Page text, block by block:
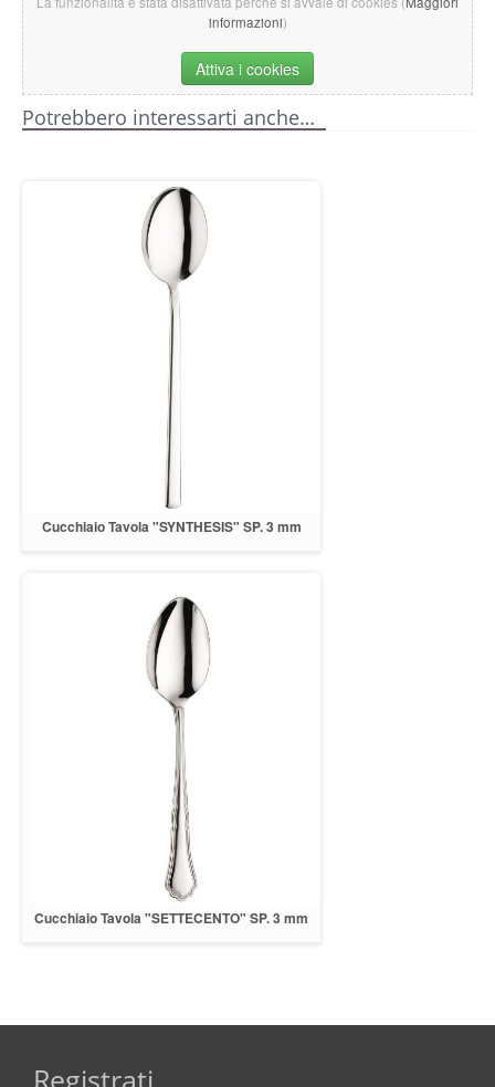
informazioni)
Attiva i cookies
Potrebbero interessarti anche…
Cucchiaio Tavola "SYNTHESIS" SP. 3 mm
Cucchiaio Tavola "SETTECENTO" SP. 3 mm